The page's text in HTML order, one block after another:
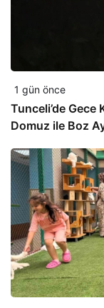
1 gün önce
Tunceli’de Gece
Domuz ile Boz